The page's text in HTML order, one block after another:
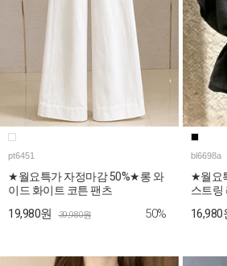
pt6451
★월요특가 자정마감 50%★롱 와
이드 화이트 코튼 팬츠
19,980원 39,980원 50%
bl6698a
★월요
스트링
16,980